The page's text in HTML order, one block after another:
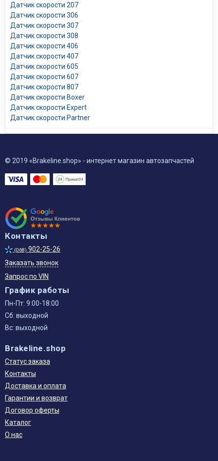
Датчик скорости 207
Датчик скорости 306
Датчик скорости 307
Датчик скорости 308
Датчик скорости 406
Датчик скорости 407
Датчик скорости 605
Датчик скорости 607
Датчик скорости 807
Датчик скорости Boxer
Датчик скорости Expert
Датчик скорости Partner
© 2019 «Brakeline.shop» - интернет магазин автозапчастей
Контакты
(068) 902-25-26
Заказать звонок
Запрос по VIN
График работы
Пн-Пт: 9:00-18:00
Сб: выходной
Вс: выходной
Brakeline.shop
Статус заказа
Контакты
Доставка и оплата
Гарантии и возврат
Договор оферты
Каталог
О нас